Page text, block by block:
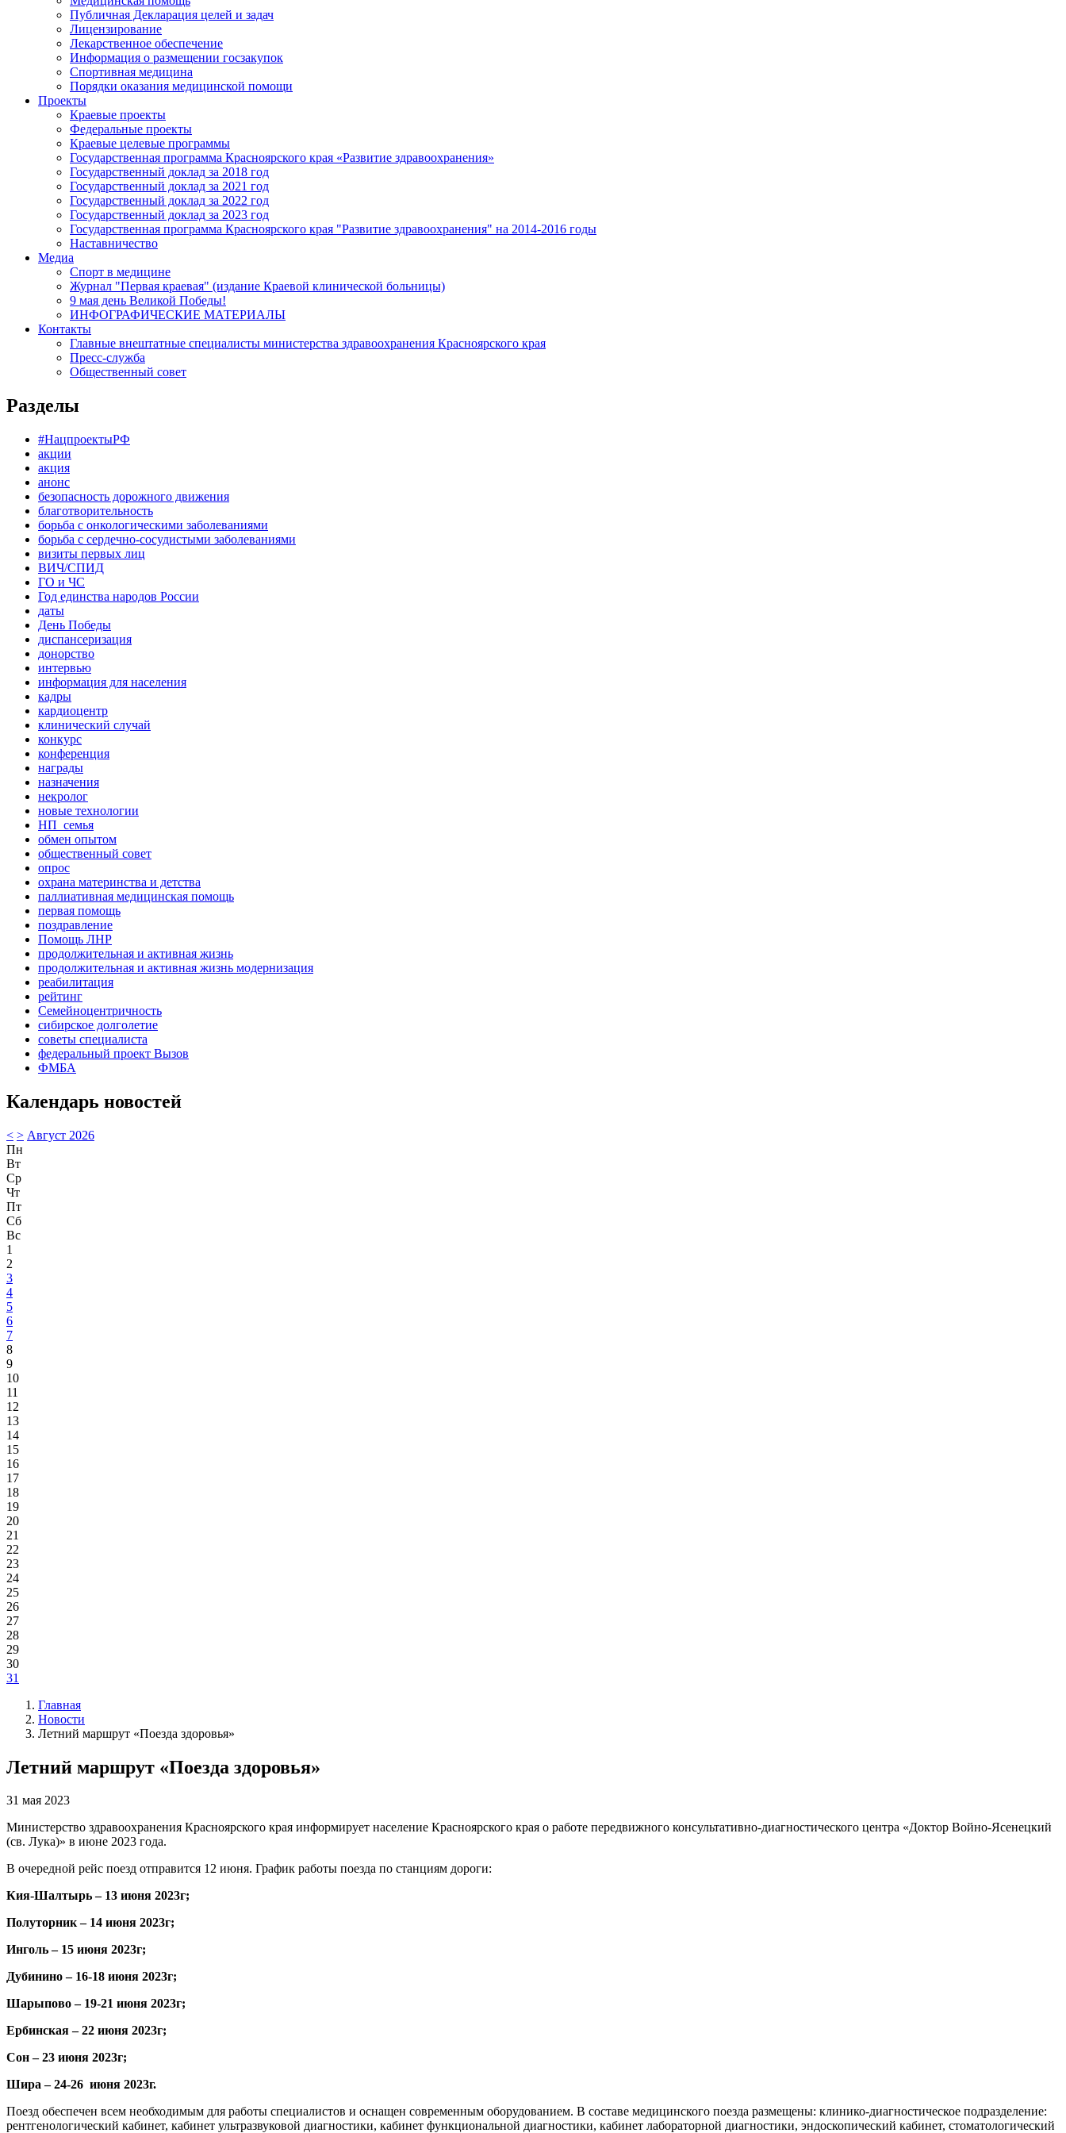
Публичная Декларация целей и задач
Лицензирование
Лекарственное обеспечение
Информация о размещении госзакупок
Спортивная медицина
Порядки оказания медицинской помощи
Проекты
Краевые проекты
Федеральные проекты
Краевые целевые программы
Государственная программа Красноярского края «Развитие здравоохранения»
Государственный доклад за 2018 год
Государственный доклад за 2021 год
Государственный доклад за 2022 год
Государственный доклад за 2023 год
Государственная программа Красноярского края "Развитие здравоохранения" на 2014-2016 годы
Наставничество
Медиа
Спорт в медицине
Журнал "Первая краевая" (издание Краевой клинической больницы)
9 мая день Великой Победы!
ИНФОГРАФИЧЕСКИЕ МАТЕРИАЛЫ
Контакты
Главные внештатные специалисты министерства здравоохранения Красноярского края
Пресс-служба
Общественный совет
Разделы
#НацпроектыРФ
акции
акция
анонс
безопасность дорожного движения
благотворительность
борьба с онкологическими заболеваниями
борьба с сердечно-сосудистыми заболеваниями
визиты первых лиц
ВИЧ/СПИД
ГО и ЧС
Год единства народов России
даты
День Победы
диспансеризация
донорство
интервью
информация для населения
кадры
кардиоцентр
клинический случай
конкурс
конференция
награды
назначения
некролог
новые технологии
НП_семья
обмен опытом
общественный совет
опрос
охрана материнства и детства
паллиативная медицинская помощь
первая помощь
поздравление
Помощь ЛНР
продолжительная и активная жизнь
продолжительная и активная жизнь модернизация
реабилитация
рейтинг
Семейноцентричность
сибирское долголетие
советы специалиста
федеральный проект Вызов
ФМБА
Календарь новостей
< > Август 2026
Пн
Вт
Ср
Чт
Пт
Сб
Вс
1
2
3
4
5
6
7
8
9
10
11
12
13
14
15
16
17
18
19
20
21
22
23
24
25
26
27
28
29
30
31
Главная
Новости
Летний маршрут «Поезда здоровья»
Летний маршрут «Поезда здоровья»
31 мая 2023
Министерство здравоохранения Красноярского края информирует население Красноярского края о работе передвижного консультативно-диагностического центра «Доктор Войно-Ясенецкий
(св. Лука)» в июне 2023 года.
В очередной рейс поезд отправится 12 июня. График работы поезда по станциям дороги:
Кия-Шалтырь – 13 июня 2023г;
Полуторник – 14 июня 2023г;
Инголь – 15 июня 2023г;
Дубинино – 16-18 июня 2023г;
Шарыпово – 19-21 июня 2023г;
Ербинская – 22 июня 2023г;
Сон – 23 июня 2023г;
Шира – 24-26 июня 2023г.
Поезд обеспечен всем необходимым для работы специалистов и оснащен современным оборудованием. В составе медицинского поезда размещены: клинико-диагностическое подразделение:
рентгенологический кабинет, кабинет ультразвуковой диагностики, кабинет функциональной диагностики, кабинет лабораторной диагностики, эндоскопический кабинет, стоматологический